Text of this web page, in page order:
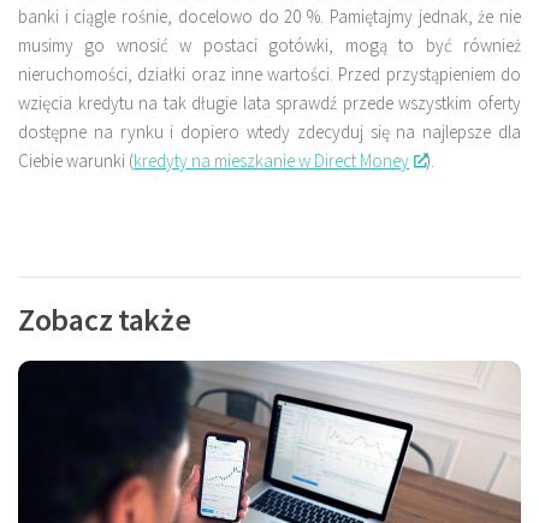
banki i ciągle rośnie, docelowo do 20 %. Pamiętajmy jednak, że nie
musimy go wnosić w postaci gotówki, mogą to być również
nieruchomości, działki oraz inne wartości. Przed przystąpieniem do
wzięcia kredytu na tak długie lata sprawdź przede wszystkim oferty
dostępne na rynku i dopiero wtedy zdecyduj się na najlepsze dla
Ciebie warunki (kredyty na mieszkanie w Direct Money ).
Zobacz także